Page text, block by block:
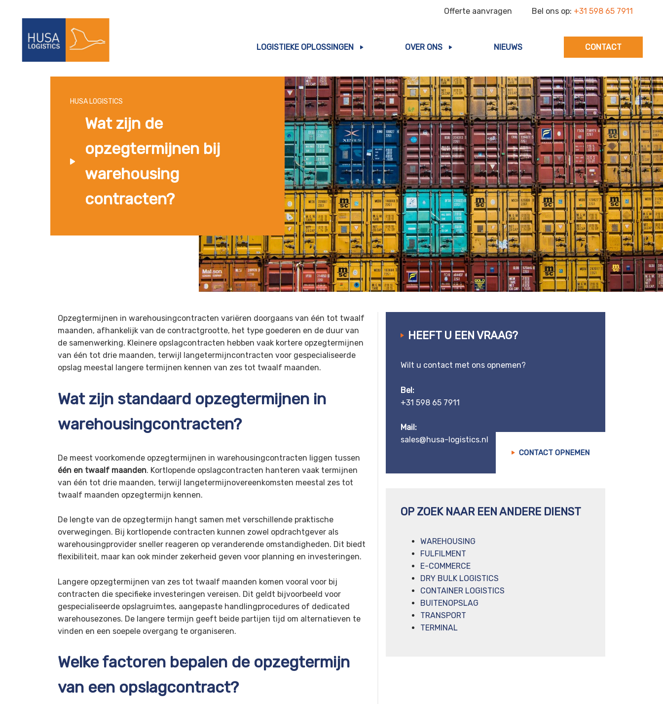
Offerte aanvragen Bel ons op: +31 598 65 7911
LOGISTIEKE OPLOSSINGEN OVER ONS NIEUWS CONTACT
HUSA LOGISTICS
Wat zijn de
opzegtermijnen bij
warehousing
contracten?
Opzegtermijnen in warehousingcontracten variëren doorgaans van één tot twaalf
maanden, afhankelijk van de contractgrootte, het type goederen en de duur van
de samenwerking. Kleinere opslagcontracten hebben vaak kortere opzegtermijnen
van één tot drie maanden, terwijl langetermijncontracten voor gespecialiseerde
opslag meestal langere termijnen kennen van zes tot twaalf maanden.
Wat zijn standaard opzegtermijnen in
warehousingcontracten?
De meest voorkomende opzegtermijnen in warehousingcontracten liggen tussen
één en twaalf maanden. Kortlopende opslagcontracten hanteren vaak termijnen
van één tot drie maanden, terwijl langetermijnovereenkomsten meestal zes tot
twaalf maanden opzegtermijn kennen.
De lengte van de opzegtermijn hangt samen met verschillende praktische
overwegingen. Bij kortlopende contracten kunnen zowel opdrachtgever als
warehousingprovider sneller reageren op veranderende omstandigheden. Dit biedt
flexibiliteit, maar kan ook minder zekerheid geven voor planning en investeringen.
Langere opzegtermijnen van zes tot twaalf maanden komen vooral voor bij
contracten die specifieke investeringen vereisen. Dit geldt bijvoorbeeld voor
gespecialiseerde opslagruimtes, aangepaste handlingprocedures of dedicated
warehousezones. De langere termijn geeft beide partijen tijd om alternatieven te
vinden en een soepele overgang te organiseren.
Welke factoren bepalen de opzegtermijn
van een opslagcontract?
HEEFT U EEN VRAAG?
Wilt u contact met ons opnemen?
Bel:
+31 598 65 7911
Mail:
sales@husa-logistics.nl
CONTACT OPNEMEN
OP ZOEK NAAR EEN ANDERE DIENST
WAREHOUSING
FULFILMENT
E-COMMERCE
DRY BULK LOGISTICS
CONTAINER LOGISTICS
BUITENOPSLAG
TRANSPORT
TERMINAL